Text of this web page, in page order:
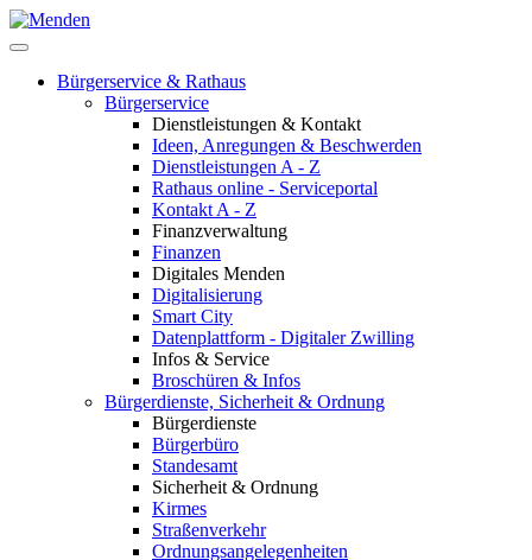
Bürgerservice & Rathaus
Bürgerservice
Dienstleistungen & Kontakt
Ideen, Anregungen & Beschwerden
Dienstleistungen A - Z
Rathaus online - Serviceportal
Kontakt A - Z
Finanzverwaltung
Finanzen
Digitales Menden
Digitalisierung
Smart City
Datenplattform - Digitaler Zwilling
Infos & Service
Broschüren & Infos
Bürgerdienste, Sicherheit & Ordnung
Bürgerdienste
Bürgerbüro
Standesamt
Sicherheit & Ordnung
Kirmes
Straßenverkehr
Ordnungsangelegenheiten